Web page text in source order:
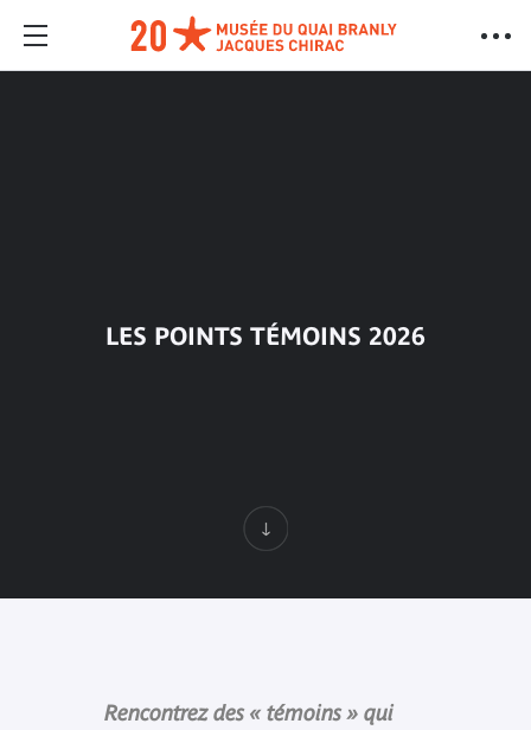
LES POINTS TÉMOINS 2026
Rencontrez des « témoins » qui